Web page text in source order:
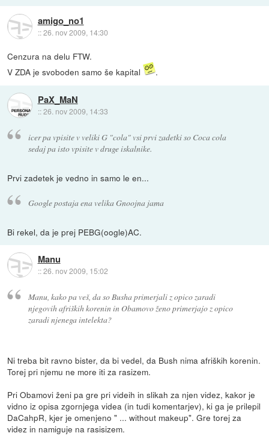
amigo_no1
::26. nov 2009, 14:30
Cenzura na delu FTW.
V ZDA je svoboden samo še kapital
.
PaX_MaN
::26. nov 2009, 14:33
icer pa vpisite v veliki G "cola" vsi prvi zadetki so Coca cola
sedaj pa isto vpisite v druge iskalnike.
Prvi zadetek je vedno in samo le en...
Google postaja ena velika Gnoojna jama
Bi rekel, da je prej PEBG(oogle)AC.
Manu
::26. nov 2009, 15:02
Manu, kako pa veš, da so Busha primerjali z opico zaradi
njegovih afriških korenin in Obamovo ženo primerjajo z opico
zaradi njenega intelekta?
Ni treba bit ravno bister, da bi vedel, da Bush nima afriških korenin.
Torej pri njemu ne more iti za rasizem.
Pri Obamovi ženi pa gre pri videih in slikah za njen videz, kakor je
vidno iz opisa zgornjega videa (in tudi komentarjev), ki ga je prilepil
DaCahpR, kjer je omenjeno " ... without makeup". Gre torej za
videz in namiguje na rasisizem.